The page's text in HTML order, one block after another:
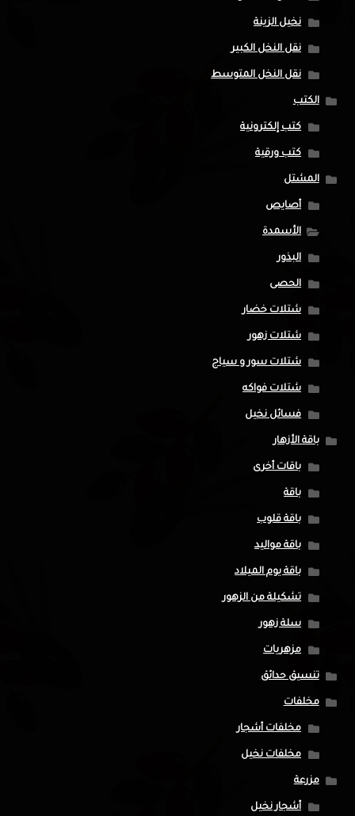
نخيل الزينة
نقل النخل الكبير
نقل النخل المتوسط
الكتب
كتب إلكترونية
كتب ورقية
المشتل
أصايص
الأسمدة
البذور
الحصى
شتلات خضار
شتلات زهور
شتلات سور و سياج
شتلات فواكه
فسائل نخيل
باقة الأزهار
باقات أخرى
باقة
باقة قلوب
باقة مواليد
باقة يوم الميلاد
تشكيلة من الزهور
سلة زهور
مزهريات
تنسيق حدائق
مخلفات
مخلفات أشجار
مخلفات نخيل
مزرعة
أشجار نخيل